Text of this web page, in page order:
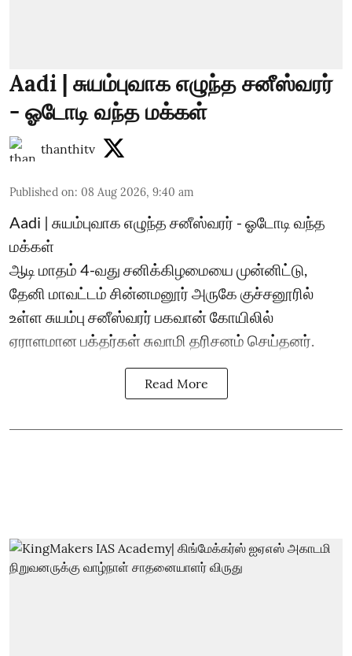
Aadi | சுயம்புவாக எழுந்த சனீஸ்வரர்
- ஓடோடி வந்த மக்கள்
thanthitv
Published on: 08 Aug 2026, 9:40 am
Aadi | சுயம்புவாக எழுந்த சனீஸ்வரர் - ஓடோடி வந்த
மக்கள்
ஆடி மாதம் 4-வது சனிக்கிழமையை முன்னிட்டு,
தேனி மாவட்டம் சின்னமனூர் அருகே குச்சனூரில்
உள்ள சுயம்பு சனீஸ்வரர் பகவான் கோயிலில்
ஏராளமான பக்தர்கள் சுவாமி தரிசனம் செய்தனர்.
Read More